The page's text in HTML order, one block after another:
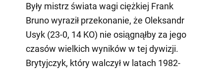
Były mistrz świata wagi ciężkiej Frank
Bruno wyraził przekonanie, że Oleksandr
Usyk (23-0, 14 KO) nie osiągnąłby za jego
czasów wielkich wyników w tej dywizji.
Brytyjczyk, który walczył w latach 1982-